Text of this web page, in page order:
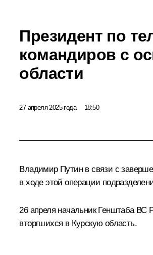
Президент по
командиров с
области
27 апреля 2025 года 18:50
Владимир Путин в связи с
в ходе этой операции
26 апреля начальник Генштаба
вторгшихся в Курскую область.